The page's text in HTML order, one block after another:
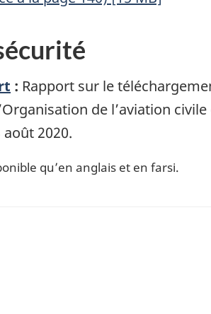
: Rapport sur le
de l’aviation civile
2020.
qu’en anglais et en farsi.